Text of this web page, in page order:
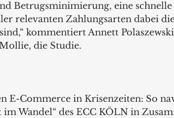
Betrugsminimierung, eine schnelle
relevanten Zahlungsarten dabei
kommentiert Annett
die Studie.
E-Commerce in Krisenzeiten: So
Wandel“ des ECC KÖLN in